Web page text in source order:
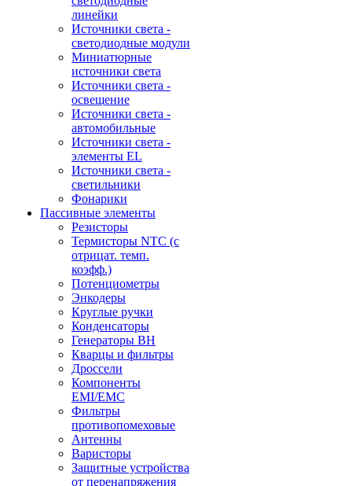
линейки
Источники света -
светодиодные модули
Миниатюрные
источники света
Источники света -
освещение
Источники света -
автомобильные
Источники света -
элементы EL
Источники света -
светильники
Фонарики
Пассивные элементы
Резисторы
Термисторы NTC (с
отрицат. темп.
коэфф.)
Потенциометры
Энкодеры
Круглые ручки
Конденсаторы
Генераторы ВН
Кварцы и фильтры
Дроссели
Компоненты
EMI/EMC
Фильтры
противопомеховые
Антенны
Варисторы
Защитные устройства
от перенапряжения